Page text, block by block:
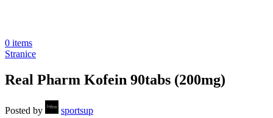
0 items
Stranice
Real Pharm Kofein 90tabs (200mg)
Posted by
sportsup